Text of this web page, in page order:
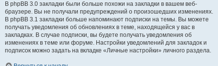
В phpBB 3.0 закладки были больше похожи на закладки в вашем веб-
браузере. Вы не получали предупреждений о произошедших изменениях.
В phpBB 3.1 закладки больше напоминают подписки на темы. Вы можете
получать уведомления об обновлениях в теме, находящейся у вас в
закладках. В случае подписки, вы будете получать уведомления об
изменениях в теме или форуме. Настройки уведомлений для закладок и
подписок можно задать на вкладке «Личные настройки» личного раздела.